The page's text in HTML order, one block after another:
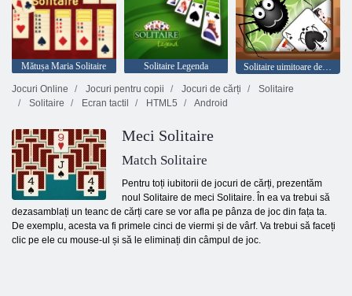
Mătușa Maria Solitaire Solitaire Legenda
Solitaire uimitoare de păianjen
Jocuri Online
Jocuri pentru copii Jocuri de cărți
Solitaire
Solitaire
Ecran tactil HTML5 Android
Meci Solitaire
Match Solitaire
Pentru toți iubitorii de jocuri de cărți, prezentăm
noul Solitaire de meci Solitaire. În ea va trebui să
dezasamblați un teanc de cărți care se vor afla pe pânza de joc din fața ta.
De exemplu, acesta va fi primele cinci de viermi și de vârf. Va trebui să faceți
clic pe ele cu mouse-ul și să le eliminați din câmpul de joc.